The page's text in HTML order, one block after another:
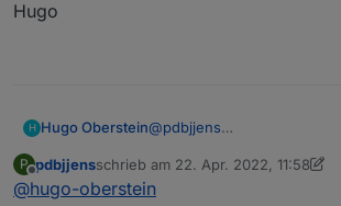
Hugo
H Hugo Oberstein@pdbjjens
Bei mir ist ein sunny boy SBS 2.5 1VL10,
Wechselrichter SMA STP
alle Geräte hängen einem
switch mit Vlan.
P
Offline
pdbjjensschrieb am 22. Apr. 2022, 11:58
zuletzt editiert von pdbjjens
@hugo-oberstein